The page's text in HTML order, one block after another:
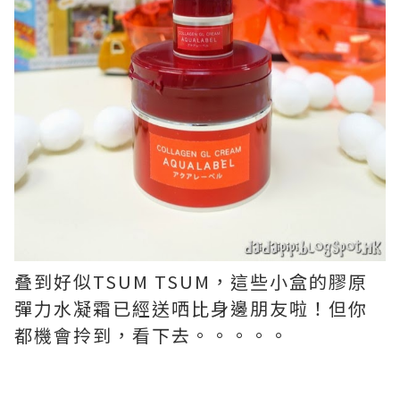
叠到好似TSUM TSUM，這些小盒的膠原
彈力水凝霜已經送哂比身邊朋友啦！但你
都機會拎到，看下去。。。。。